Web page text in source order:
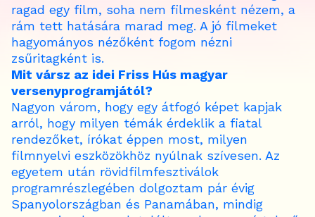
ragad egy film, soha nem filmesként nézem, a
rám tett hatására marad meg. A jó filmeket
hagyományos nézőként fogom nézni
zsűritagként is.
Mit vársz az idei Friss Hús magyar
versenyprogramjától?
Nagyon várom, hogy egy átfogó képet kapjak
arról, hogy milyen témák érdeklik a fiatal
rendezőket, írókat éppen most, milyen
filmnyelvi eszközökhöz nyúlnak szívesen. Az
egyetem után rövidfilmfesztiválok
programrészlegében dolgoztam pár évig
Spanyolországban és Panamában, mindig